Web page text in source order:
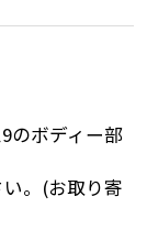
のボディー部
。(お取り寄